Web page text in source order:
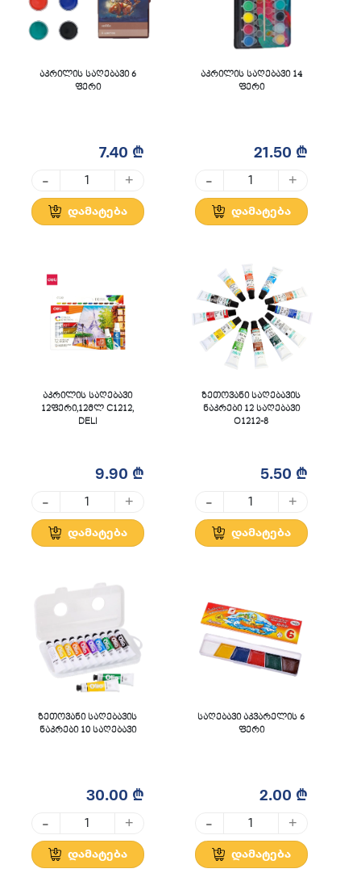
აკრილის საღებავი 6
ფერი
7.40 ₾
- +
დამატება
აკრილის საღებავი 14
ფერი
21.50 ₾
- +
დამატება
აკრილის საღებავი
12ფერი,12მლ C1212,
DELI
9.90 ₾
- +
დამატება
ზეთოვანი საღებავის
ნაკრები 12 საღებავი
O1212-8
5.50 ₾
- +
დამატება
ზეთოვანი საღებავის
ნაკრები 10 საღებავი
30.00 ₾
- +
დამატება
საღებავი აკვარელის 6
ფერი
2.00 ₾
- +
დამატება